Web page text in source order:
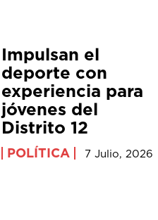
Impulsan el
deporte con
experiencia para
jóvenes del
Distrito 12
POLÍTICA 7 Julio, 2026